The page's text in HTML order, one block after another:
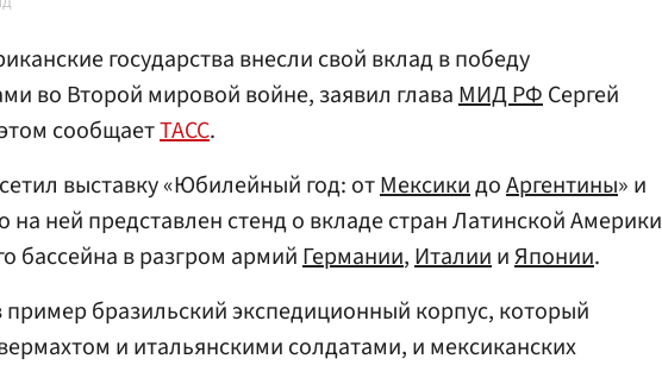
государства внесли свой вклад в победу
во Второй мировой войне, заявил главаМИД РФСергей
сообщаетТАСС.
выставку «Юбилейный год: отМексикидоАргентины» и
на ней представлен стенд о вкладе стран Латинской Америки
бассейна в разгром армийГермании,ИталиииЯпонии.
бразильский экспедиционный корпус, который
и итальянскими солдатами, и мексиканских